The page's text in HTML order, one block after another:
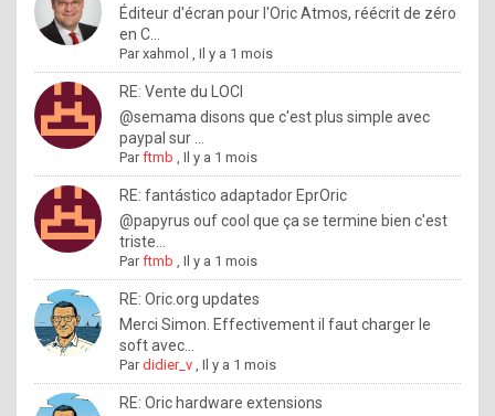
u
w
a
n
t
o
n
o
w
h
o
Éditeur d'écran pour l'Oric Atmos, réécrit de zéro
en C...
Parxahmol ,Il y a 1 mois
RE: Vente du LOCI
@semama disons que c'est plus simple avec
paypal sur ...
Parftmb ,Il y a 1 mois
RE: fantástico adaptador EprOric
@papyrus ouf cool que ça se termine bien c'est
triste...
Parftmb ,Il y a 1 mois
RE: Oric.org updates
Merci Simon. Effectivement il faut charger le
soft avec...
Pardidier_v ,Il y a 1 mois
RE: Oric hardware extensions